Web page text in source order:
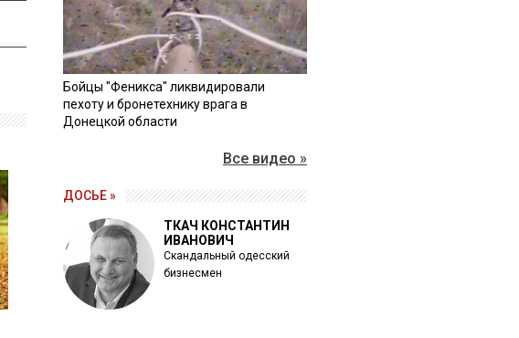
Бойцы "Феникса" ликвидировали
пехоту и бронетехнику врага в
Донецкой области
Все видео »
ДОСЬЕ »
ТКАЧ КОНСТАНТИН
ИВАНОВИЧ
Скандальный одесский
бизнесмен